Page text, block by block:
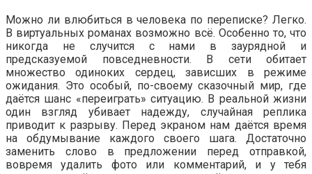
Можно ли влюбиться в человека по переписке? Легко.
В виртуальных романах возможно всё. Особенно то, что
никогда не случится с нами в заурядной и
предсказуемой повседневности. В сети обитает
множество одиноких сердец, зависших в режиме
ожидания. Это особый, по-своему сказочный мир, где
даётся шанс «переиграть» ситуацию. В реальной жизни
один взгляд убивает надежду, случайная реплика
приводит к разрыву. Перед экраном нам даётся время
на обдумывание каждого своего шага. Достаточно
заменить слово в предложении перед отправкой,
вовремя удалить фото или комментарий, и у тебя